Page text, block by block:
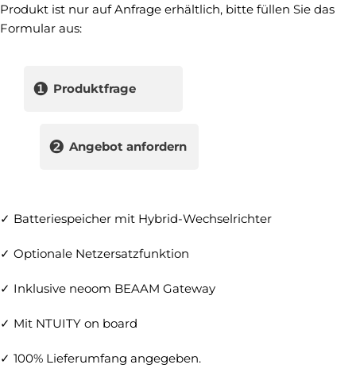
Produkt ist nur auf Anfrage erhältlich, bitte füllen Sie das
Formular aus:
❶ Produktfrage
❷ Angebot anfordern
✓ Batteriespeicher mit Hybrid-Wechselrichter
✓ Optionale Netzersatzfunktion
✓ Inklusive neoom BEAAM Gateway
✓ Mit NTUITY on board
✓ 100% Lieferumfang angegeben.